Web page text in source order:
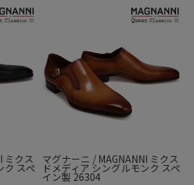
ミクス
ク スペ
マグナーニ / MAGNANNI ミクス
ドメディア シングルモンク スペ
イン製 26304